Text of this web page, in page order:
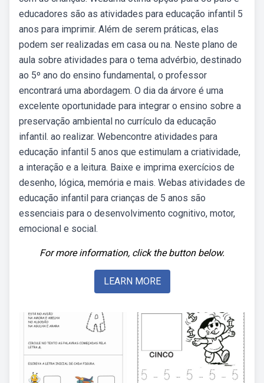
educadores são as atividades para educação infantil 5
anos para imprimir. Além de serem práticas, elas
podem ser realizadas em casa ou na. Neste plano de
aula sobre atividades para o tema advérbio, destinado
ao 5º ano do ensino fundamental, o professor
encontrará uma abordagem. O dia da árvore é uma
excelente oportunidade para integrar o ensino sobre a
preservação ambiental no currículo da educação
infantil. ao realizar. Webencontre atividades para
educação infantil 5 anos que estimulam a criatividade,
a interação e a leitura. Baixe e imprima exercícios de
desenho, lógica, memória e mais. Webas atividades de
educação infantil para crianças de 5 anos são
essenciais para o desenvolvimento cognitivo, motor,
emocional e social.
For more information, click the button below.
LEARN MORE